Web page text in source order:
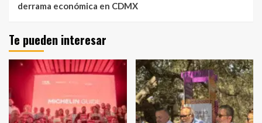
derrama económica en CDMX
Te pueden interesar